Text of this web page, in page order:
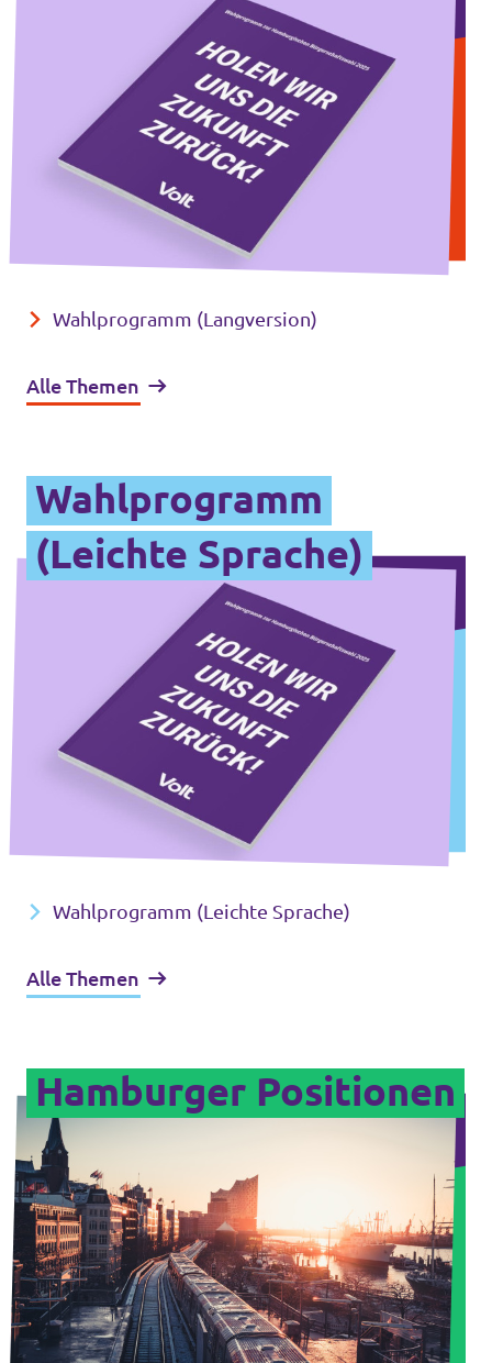
Wahlprogramm (Langversion)
Alle Themen
Wahlprogramm
(Leichte Sprache)
Wahlprogramm (Leichte Sprache)
Alle Themen
Hamburger Positionen